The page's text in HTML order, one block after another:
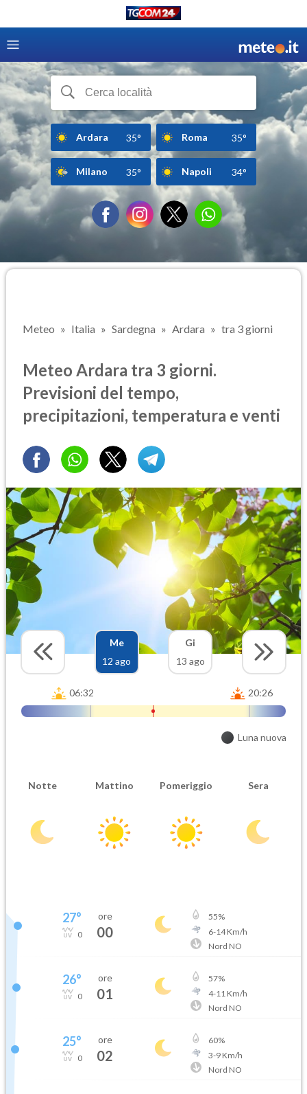
Ardara 35° Roma 35°
Milano 35° Napoli 34°
Meteo Italia Sardegna Ardara tra 3 giorni
Meteo Ardara tra 3 giorni.
Previsioni del tempo,
precipitazioni, temperatura e venti
Me
12 ago
Gi
13 ago
06:32 20:26
Luna nuova
Notte Mattino Pomeriggio Sera
27°
0
ore
00
55%
6-14Km/h
Nord NO
26°
0
ore
01
57%
4-11 Km/h
Nord NO
25°
0
ore
02
60%
3-9Km/h
Nord NO